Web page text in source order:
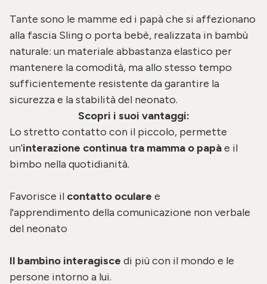
Tante sono le mamme ed i papà che si affezionano
alla fascia Slingo porta bebè, realizzata in bambù
naturale: un materiale abbastanza elastico per
mantenere la comodità, ma allo stesso tempo
sufficientemente resistente da garantire la
sicurezza e la stabilità del neonato.
Scopri i suoi vantaggi:
Lo stretto contatto con il piccolo, permette
un'interazione continua tra mamma o papàe il
bimbo nella quotidianità.
Favorisce il contatto oculare e
l'apprendimento della comunicazione non verbale
del neonato
Il bambino interagisce di più con il mondo e le
persone intorno a lui.